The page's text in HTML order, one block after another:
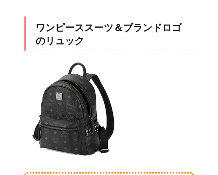
ワンピーススーツ＆ブランドロゴ
のリュック